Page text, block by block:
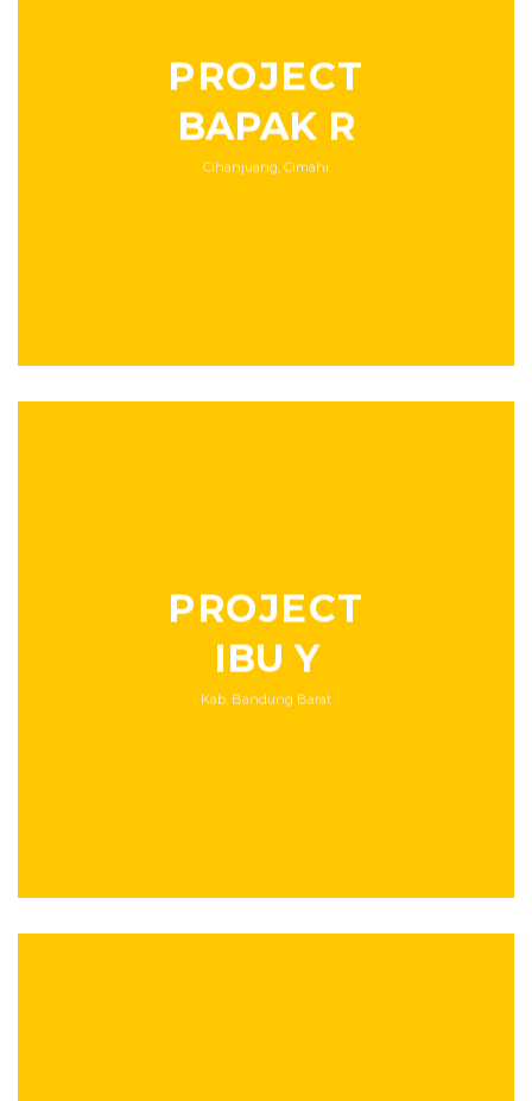
PROJECT
BAPAK R
Cihanjuang, Cimahi
PROJECT
IBU Y
Kab. Bandung Barat